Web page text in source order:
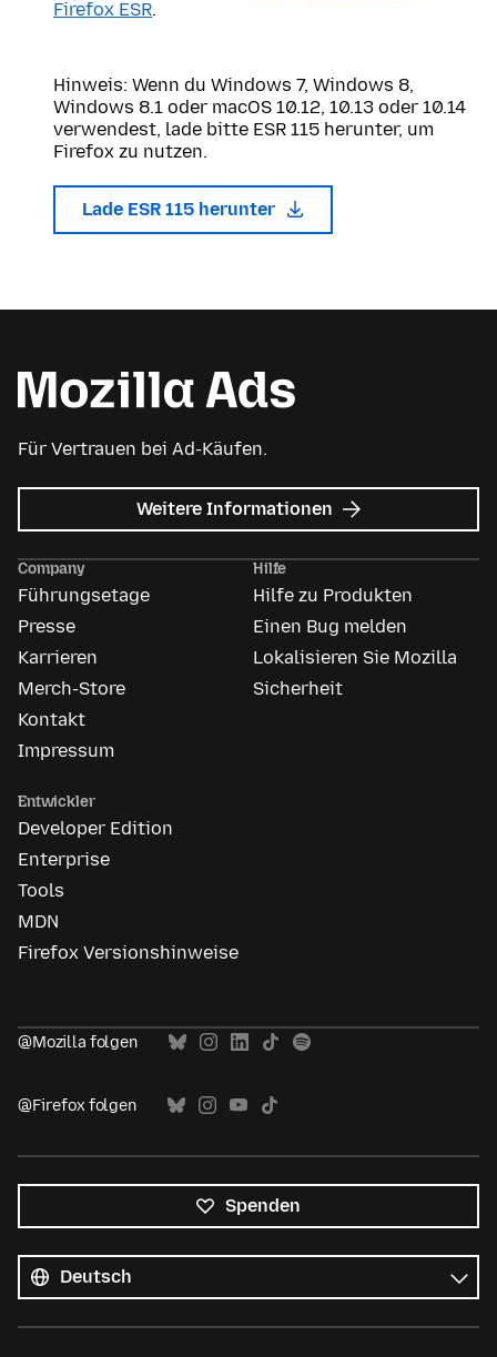
Firefox ESR.
Hinweis: Wenn du Windows 7, Windows 8,
Windows 8.1 oder macOS 10.12, 10.13 oder 10.14
verwendest, lade bitte ESR 115 herunter, um
Firefox zu nutzen.
Lade ESR 115 herunter
Für Vertrauen bei Ad-Käufen.
Weitere Informationen zu
Mozilla
Company
Führungsetage
Presse
Karrieren
Merch-Store
Kontakt
Impressum
Hilfe
Hilfe zu Produkten
Einen Bug melden
Lokalisieren Sie Mozilla
Sicherheit
Entwickler
Developer Edition
Enterprise
Tools
MDN
Firefox Versionshinweise
@Mozilla folgen
@Firefox folgen
Spenden
Sprachen
Sprache